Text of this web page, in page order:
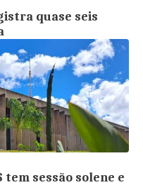
quase seis
tem sessão solene e